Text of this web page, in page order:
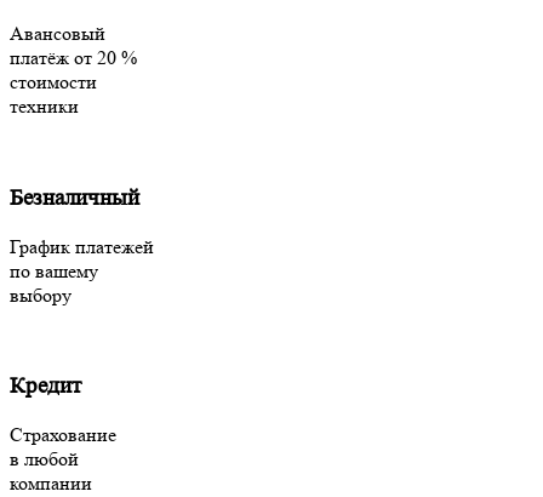
Авансовый
платёж от 20 %
стоимости
техники
Безналичный
График платежей
по вашему
выбору
Кредит
Страхование
в любой
компании